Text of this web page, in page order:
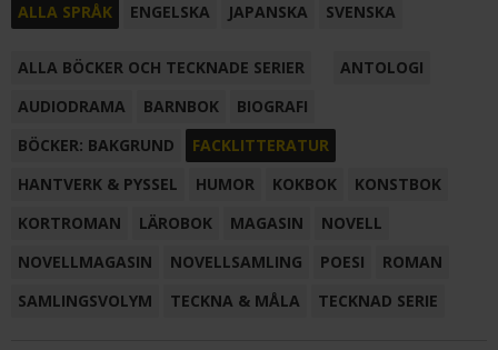
ALLA SPRÅK ENGELSKA JAPANSKA SVENSKA
ALLA BÖCKER OCH TECKNADE SERIER
ANTOLOGI
AUDIODRAMA
BARNBOK
BIOGRAFI
BÖCKER: BAKGRUND
FACKLITTERATUR
HANTVERK & PYSSEL
HUMOR KOKBOK
KONSTBOK
KORTROMAN
LÄROBOK MAGASIN
NOVELL
NOVELLMAGASIN
NOVELLSAMLING POESI
ROMAN
SAMLINGSVOLYM
TECKNA & MÅLA TECKNAD SERIE